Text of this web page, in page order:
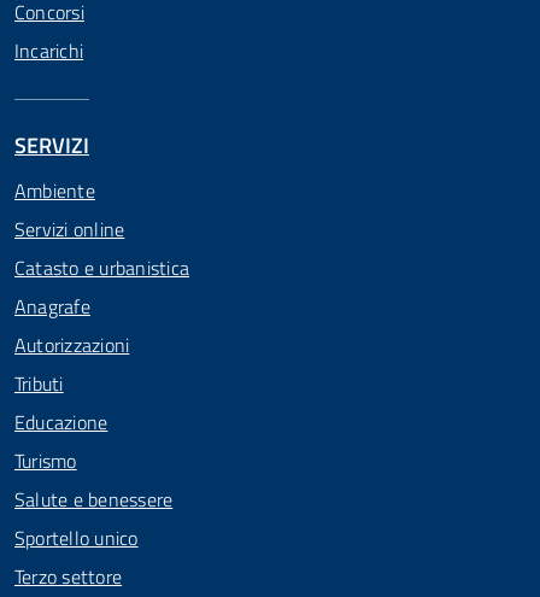
Concorsi
Incarichi
SERVIZI
Ambiente
Servizi online
Catasto e urbanistica
Anagrafe
Autorizzazioni
Tributi
Educazione
Turismo
Salute e benessere
Sportello unico
Terzo settore